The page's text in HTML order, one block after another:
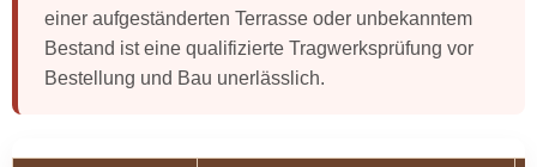
einer aufgeständerten Terrasse oder unbekanntem
Bestand ist eine qualifizierte Tragwerksprüfung vor
Bestellung und Bau unerlässlich.